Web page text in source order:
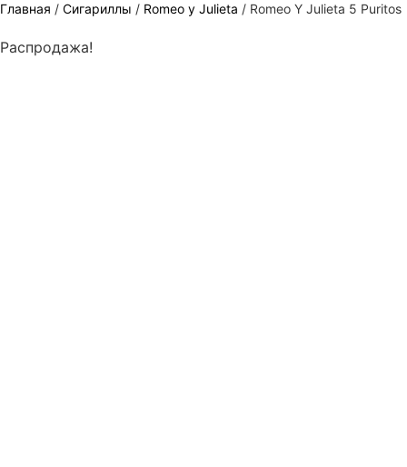
Главная / Сигариллы / Romeo y Julieta / Romeo Y Julieta 5 Puritos
Распродажа!